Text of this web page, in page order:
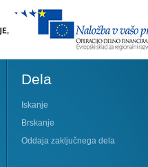
Dela
Iskanje
Brskanje
Oddaja zaključnega dela